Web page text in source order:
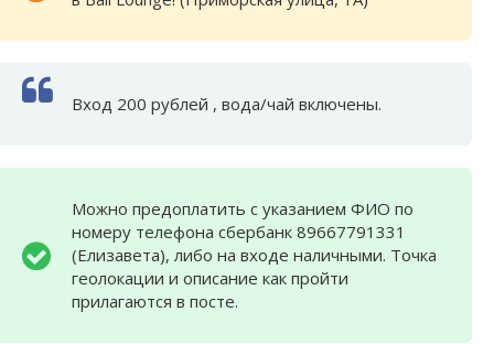
Вход 200 рублей , вода/чай включены.
Можно предоплатить с указанием ФИО по
номеру телефона сбербанк 89667791331
(Елизавета), либо на входе наличными. Точка
геолокации и описание как пройти
прилагаются в посте.